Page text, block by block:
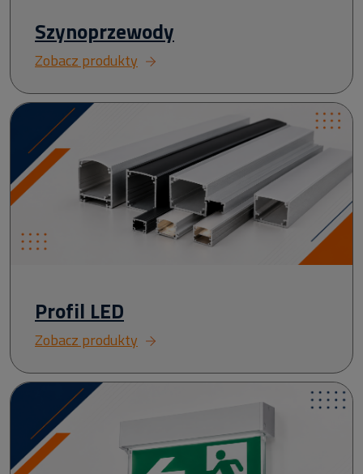
Szynoprzewody
Zobacz produkty
Profil LED
Zobacz produkty